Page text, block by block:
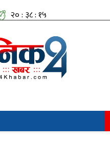
२० : ३८ : १६
सामाजिक संजालतिर: